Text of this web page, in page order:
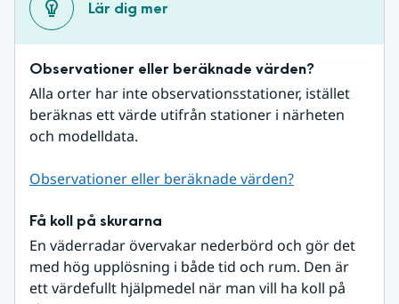
Lär dig mer
Observationer eller beräknade värden?
Alla orter har inte observationsstationer, istället
beräknas ett värde utifrån stationer i närheten
och modelldata.
Observationer eller beräknade värden?
Få koll på skurarna
En väderradar övervakar nederbörd och gör det
med hög upplösning i både tid och rum. Den är
ett värdefullt hjälpmedel när man vill ha koll på